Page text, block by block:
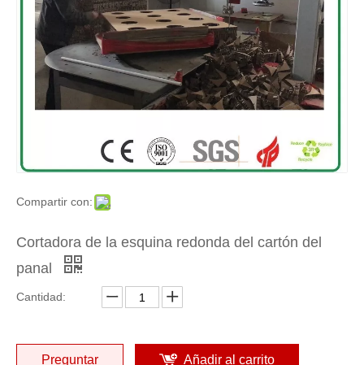
Compartir con:
Cortadora de la esquina redonda del cartón del
panal
Cantidad:
Preguntar Añadir al carrito